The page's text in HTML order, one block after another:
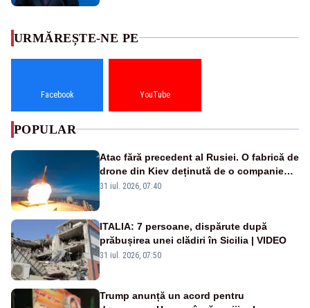
URMĂREȘTE-NE PE
Facebook YouTube
POPULAR
Atac fără precedent al Rusiei. O fabrică de
drone din Kiev deținută de o companie
americană, distrusă de o rachetă
31 iul. 2026, 07:40
ITALIA: 7 persoane, dispărute după
prăbușirea unei clădiri în Sicilia | VIDEO
31 iul. 2026, 07:50
Trump anunță un acord pentru